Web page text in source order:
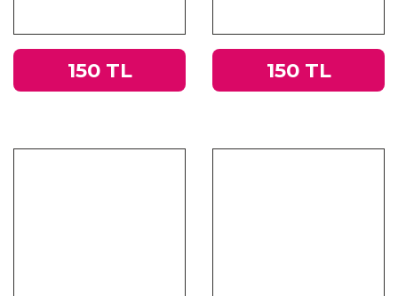
150 TL
Muhasebeler
150 TL